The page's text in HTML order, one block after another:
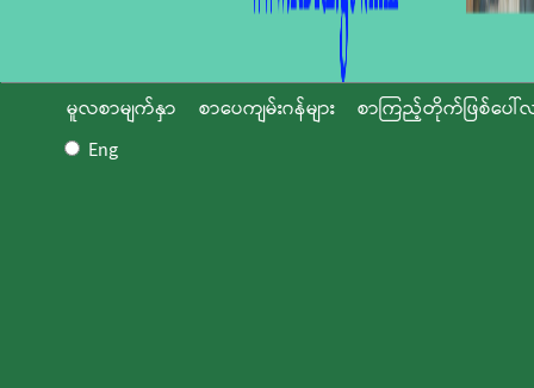
မူလစာမျက်နှာ စာပေကျမ်းဂန်များ
စာကြည့်တိုက်ဖြစ်ပေါ်
Eng